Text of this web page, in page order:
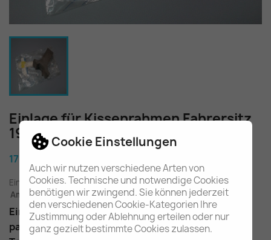
Cookie Einstellungen
Auch wir nutzen verschiedene Arten von
Cookies. Technische und notwendige Cookies
benötigen wir zwingend. Sie können jederzeit
den verschiedenen Cookie-Kategorien Ihre
Zustimmung oder Ablehnung erteilen oder nur
ganz gezielt bestimmte Cookies zulassen.
Einlage für Kissenrahmen Fahrersitz
190E/D W201 A2019142215
17,80 €
Einschl. gesetzl. MwSt. zuzügl. Versandkosten
Am Lager - In 2-3 Tagen bei Ihnen (Inland)
Einlage für Fahrer- oder Beifahrersitz
passend für die W201 Baureihe